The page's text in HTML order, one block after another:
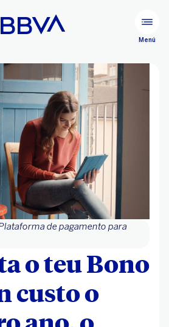
Menú
de pagamento para
o teu Bono
custo o